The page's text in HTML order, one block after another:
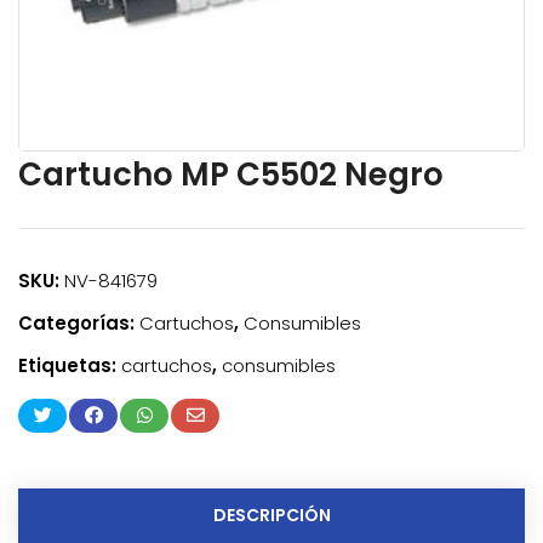
Cartucho MP C5502 Negro
SKU:NV-841679
Categorías: Cartuchos, Consumibles
Etiquetas: cartuchos, consumibles
DESCRIPCIÓN